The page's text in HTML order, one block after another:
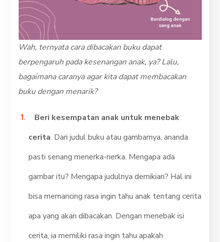
Wah, ternyata cara dibacakan buku dapat
berpengaruh pada kesenangan anak, ya? Lalu,
bagaimana caranya agar kita dapat membacakan
buku dengan menarik?
Beri kesempatan anak untuk menebak
cerita. Dari judul buku atau gambarnya, ananda
pasti senang menerka-nerka. Mengapa ada
gambar itu? Mengapa judulnya demikian? Hal ini
bisa memancing rasa ingin tahu anak tentang cerita
apa yang akan dibacakan. Dengan menebak isi
cerita, ia memiliki rasa ingin tahu apakah